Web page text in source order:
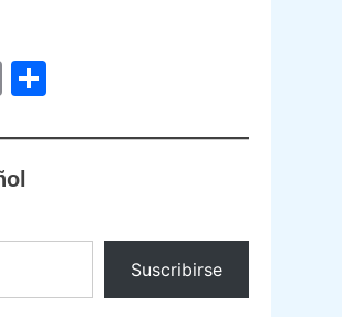
Print
Suscribirse